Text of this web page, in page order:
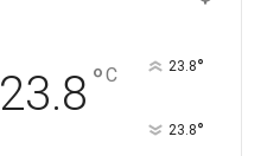
23.8 °C 23.8°
23.8°